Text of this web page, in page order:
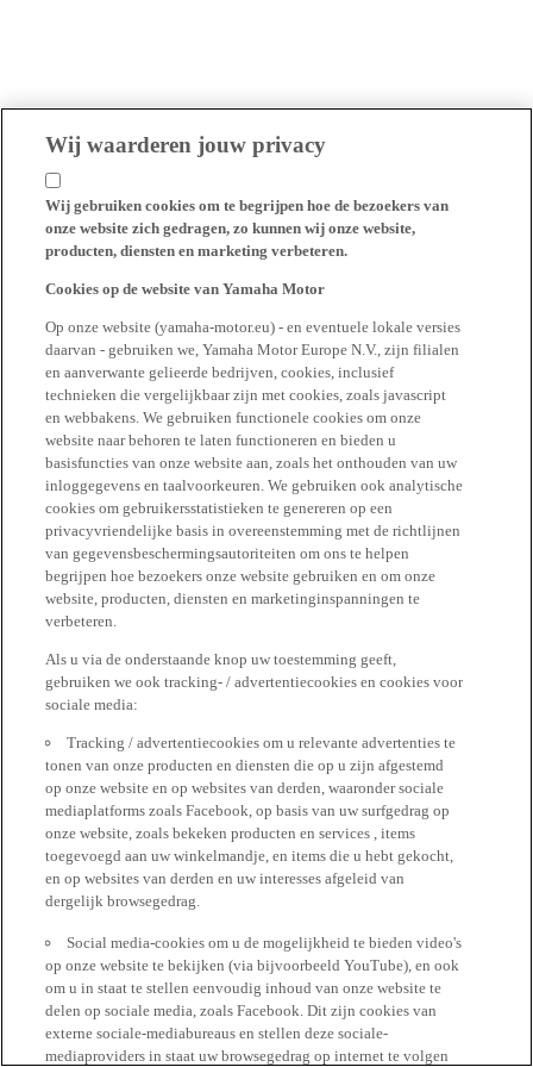
Wij waarderen jouw privacy
Wij gebruiken cookies om te begrijpen hoe de bezoekers van
onze website zich gedragen, zo kunnen wij onze website,
producten, diensten en marketing verbeteren.
Cookies op de website van Yamaha Motor
Op onze website (yamaha-motor.eu) - en eventuele lokale versies
daarvan - gebruiken we, Yamaha Motor Europe N.V., zijn filialen
en aanverwante gelieerde bedrijven, cookies, inclusief
technieken die vergelijkbaar zijn met cookies, zoals javascript
en webbakens. We gebruiken functionele cookies om onze
website naar behoren te laten functioneren en bieden u
basisfuncties van onze website aan, zoals het onthouden van uw
inloggegevens en taalvoorkeuren. We gebruiken ook analytische
cookies om gebruikersstatistieken te genereren op een
privacyvriendelijke basis in overeenstemming met de richtlijnen
van gegevensbeschermingsautoriteiten om ons te helpen
begrijpen hoe bezoekers onze website gebruiken en om onze
website, producten, diensten en marketinginspanningen te
verbeteren.
Als u via de onderstaande knop uw toestemming geeft,
gebruiken we ook tracking- / advertentiecookies en cookies voor
sociale media:
Tracking / advertentiecookies om u relevante advertenties te
tonen van onze producten en diensten die op u zijn afgestemd
op onze website en op websites van derden, waaronder sociale
mediaplatforms zoals Facebook, op basis van uw surfgedrag op
onze website, zoals bekeken producten en services , items
toegevoegd aan uw winkelmandje, en items die u hebt gekocht,
en op websites van derden en uw interesses afgeleid van
dergelijk browsegedrag.
Social media-cookies om u de mogelijkheid te bieden video's
op onze website te bekijken (via bijvoorbeeld YouTube), en ook
om u in staat te stellen eenvoudig inhoud van onze website te
delen op sociale media, zoals Facebook. Dit zijn cookies van
externe sociale-mediabureaus en stellen deze sociale-
mediaproviders in staat uw browsegedrag op internet te volgen